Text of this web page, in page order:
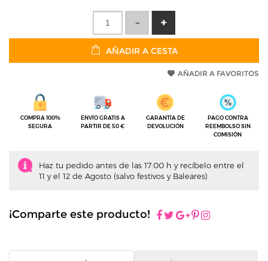
AÑADIR A CESTA
AÑADIR A FAVORITOS
COMPRA 100%
SEGURA
ENVÍO GRATIS A
PARTIR DE 50 €
GARANTÍA DE
DEVOLUCIÓN
PAGO CONTRA
REEMBOLSO SIN
COMISIÓN
Haz tu pedido antes de las 17:00 h y recíbelo entre el
11 y el 12 de Agosto (salvo festivos y Baleares)
¡Comparte este producto!